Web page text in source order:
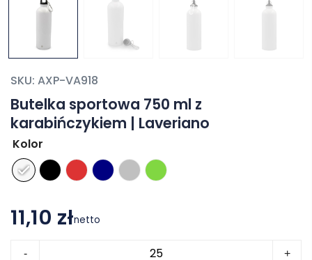
Butelka sportowa 750 ml z
karabińczykiem | Laveriano
SKU: AXP-VA918
Kolor
11,10 złnetto
- +